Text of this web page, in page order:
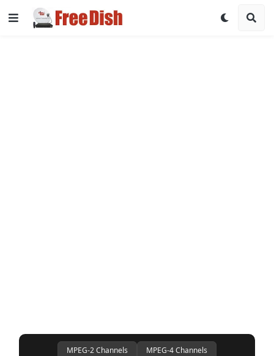
MPEG-2 Channels
MPEG-4 Channels